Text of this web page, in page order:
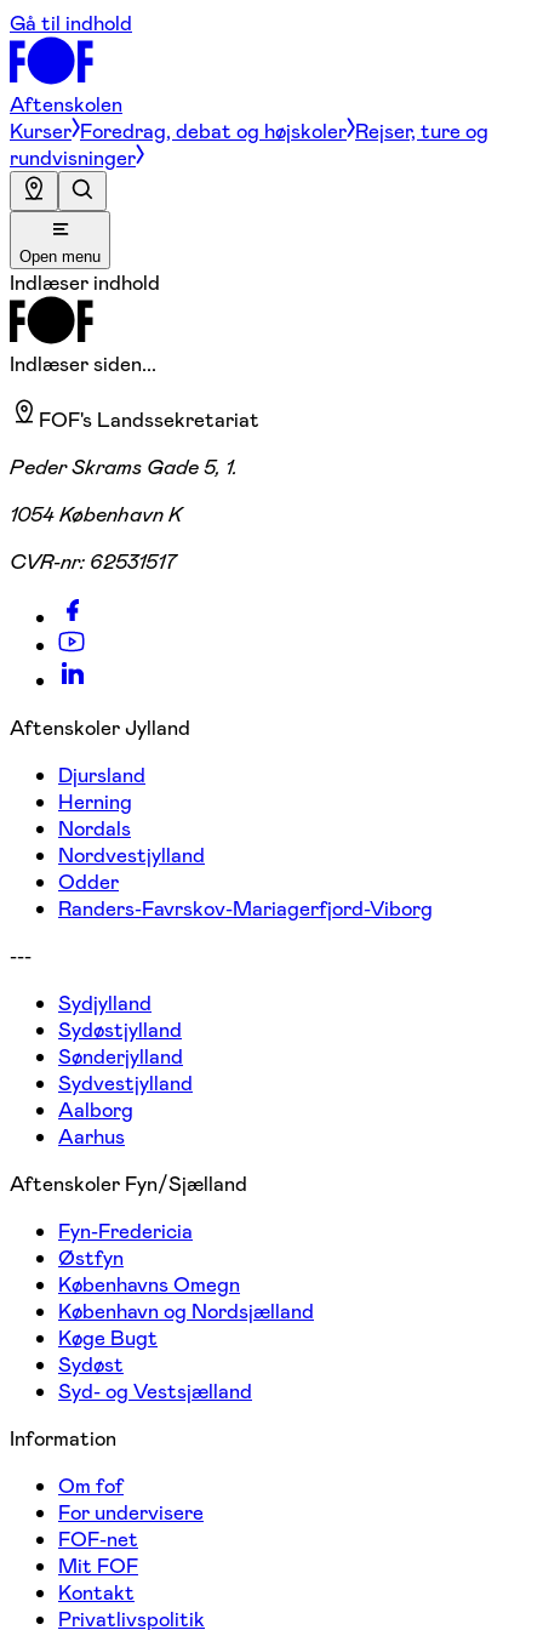
Gå til indhold
Aftenskolen
Kurser Foredrag, debat og højskoler Rejser, ture og
rundvisninger
Open menu
Indlæser indhold
Indlæser siden...
FOF's Landssekretariat
Peder Skrams Gade 5, 1.
1054 København K
CVR-nr: 62531517
Aftenskoler Jylland
Djursland
Herning
Nordals
Nordvestjylland
Odder
Randers-Favrskov-Mariagerfjord-Viborg
---
Sydjylland
Sydøstjylland
Sønderjylland
Sydvestjylland
Aalborg
Aarhus
Aftenskoler Fyn/Sjælland
Fyn-Fredericia
Østfyn
Københavns Omegn
København og Nordsjælland
Køge Bugt
Sydøst
Syd- og Vestsjælland
Information
Om fof
For undervisere
FOF-net
Mit FOF
Kontakt
Privatlivspolitik